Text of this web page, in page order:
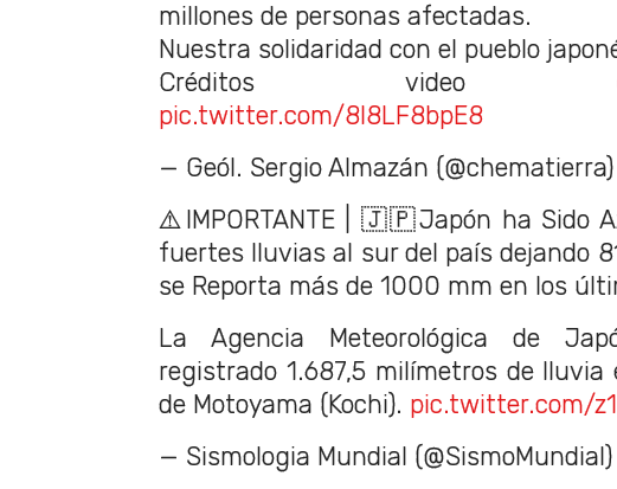
millones de personas afectadas.
Nuestra solidaridad con el pueblo
Créditos video
pic.twitter.com/8l8LF8bpE8
— Geól. Sergio Almazán (@chematierra)
⚠️IMPORTANTE | 🇯🇵Japón ha Sido
fuertes lluvias al sur del país dejando
se Reporta más de 1000 mm en los
La Agencia Meteorológica de
registrado 1.687,5 milímetros de lluvia
de Motoyama (Kochi). pic.twitter.com/
— Sismologia Mundial (@SismoMundial)